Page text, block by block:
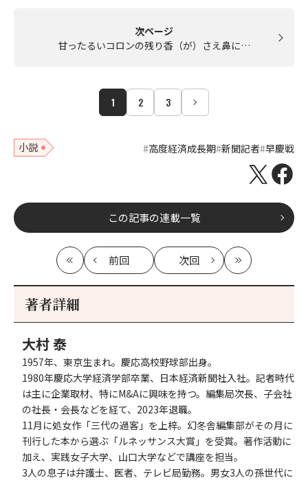
次ページ
甘ったるいコロンの残り香（が）さえ鼻に…
1 2 3
小説 高度経済成長期 新聞記者 早慶戦
この記事の連載一覧
最
初
前回
記
次回
記
最
新
著者詳細
大村 泰
1957年、東京生まれ。慶応高校野球部出身。
1980年慶応大学経済学部卒業、日本経済新聞社入社。記者時代
は主に企業取材、特にM&Aに興味を持つ。編集局次長、子会社
の社長・会長などを経て、2023年退職｡
11月に処女作「三代の過客」を上梓。幻冬舎編集部がその月に
刊行した本から選ぶ「ルネッサンス大賞」を受賞。著作活動に
加え、実践女子大学、山口大学などで講座を担当。
3人の息子は弁護士、医者、テレビ局勤務。男女3人の孫世代に